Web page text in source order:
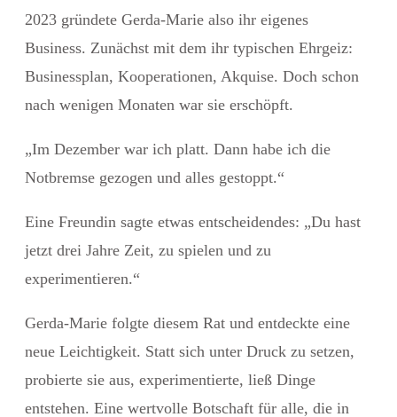
2023 gründete Gerda-Marie also ihr eigenes
Business. Zunächst mit dem ihr typischen Ehrgeiz:
Businessplan, Kooperationen, Akquise. Doch schon
nach wenigen Monaten war sie erschöpft.
„Im Dezember war ich platt. Dann habe ich die
Notbremse gezogen und alles gestoppt.“
Eine Freundin sagte etwas entscheidendes: „Du hast
jetzt drei Jahre Zeit, zu spielen und zu
experimentieren.“
Gerda-Marie folgte diesem Rat und entdeckte eine
neue Leichtigkeit. Statt sich unter Druck zu setzen,
probierte sie aus, experimentierte, ließ Dinge
entstehen. Eine wertvolle Botschaft für alle, die in